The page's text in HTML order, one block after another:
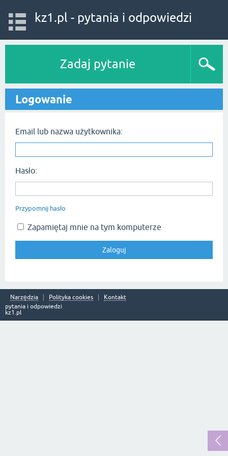
kz1.pl - pytania i odpowiedzi
Zadaj pytanie
Logowanie
Email lub nazwa użytkownika:
Hasło:
Przypomnij hasło
Zapamiętaj mnie na tym komputerze
Narzędzia Polityka cookies
Kontakt
pytania i odpowiedzi
kz1.pl